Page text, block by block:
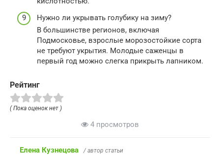
Нужно ли укрывать голубику на зиму?
В большинстве регионов, включая
Подмосковье, взрослые морозостойкие сорта
не требуют укрытия. Молодые саженцы в
первый год можно слегка прикрыть лапником.
Рейтинг
( Пока оценок нет )
4 просмотров
Елена Кузнецова / автор статьи